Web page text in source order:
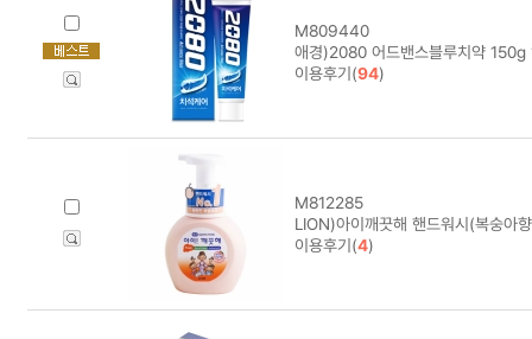
M809440
애경)2080 어드밴스블루치약 150g
이용후기(94)
M812285
LION)아이깨끗해 핸드워시(복숭아
이용후기(4)